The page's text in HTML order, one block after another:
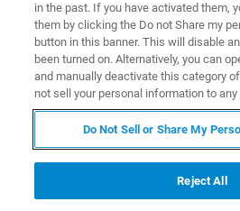
少的维护，可以用于教学实
及本科生和研究生的研究项
in the past. If you have activated them,
them by clicking the Do not Share my
button in this banner. This will disable
been turned on. Alternatively, you can
and manually deactivate this category
not sell your personal information to any
Do Not Sell or Share My
Reject All